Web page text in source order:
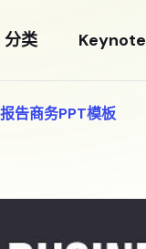
分类 Keynote
告商务PPT模板